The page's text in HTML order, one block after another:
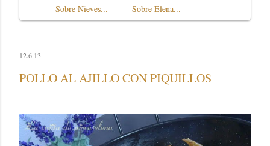
Sobre Nieves...
Sobre Elena...
12.6.13
POLLO AL AJILLO CON PIQUILLOS